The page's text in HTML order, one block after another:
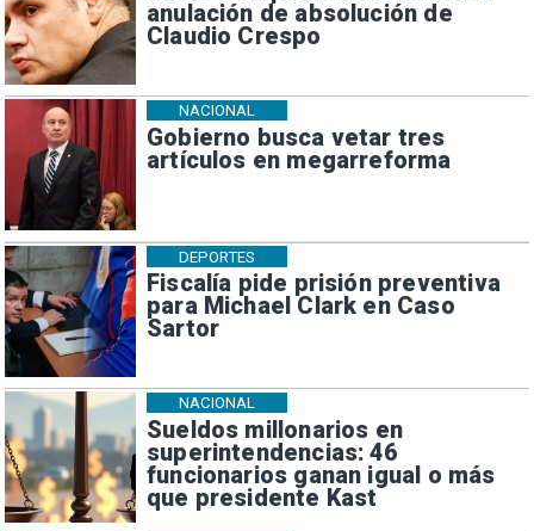
anulación de absolución de
Claudio Crespo
Gobierno busca vetar tres
artículos en megarreforma
NACIONAL
Fiscalía pide prisión preventiva
para Michael Clark en Caso
Sartor
DEPORTES
Sueldos millonarios en
superintendencias: 46
funcionarios ganan igual o más
que presidente Kast
NACIONAL